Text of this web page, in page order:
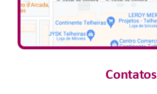
Contatos